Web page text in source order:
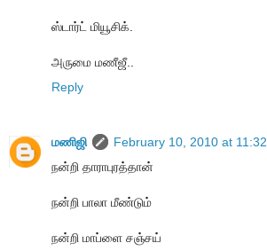
ஸ்டார்ட் மியூசிக்.
அருமை மணீஜீ..
Reply
மணிஜி
February 10, 2010 at
நன்றி தாராபுரத்தான்
நன்றி பாலா மீண்டும்
நன்றி மாப்ளை சஞ்சய்